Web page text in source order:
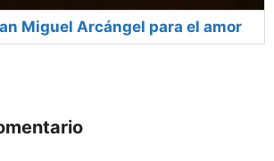
Miguel Arcángel para el amor